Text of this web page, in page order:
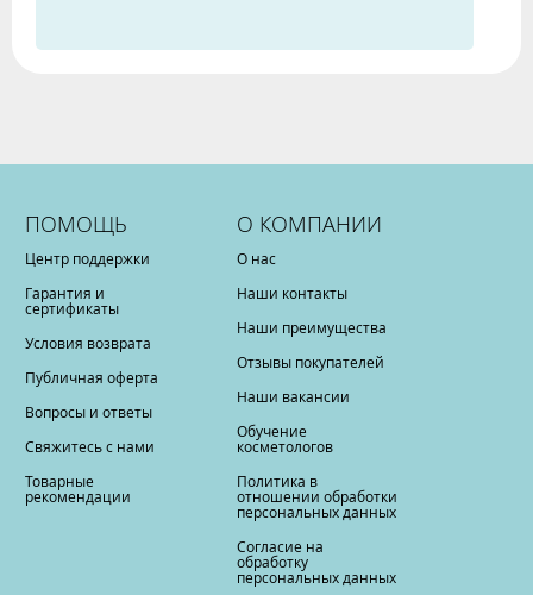
ПОМОЩЬ
Центр поддержки
Гарантия и
сертификаты
Условия возврата
Публичная оферта
Вопросы и ответы
Свяжитесь с нами
Товарные
рекомендации
О КОМПАНИИ
О нас
Наши контакты
Наши преимущества
Отзывы покупателей
Наши вакансии
Обучение
косметологов
Политика в
отношении обработки
персональных данных
Согласие на
обработку
персональных данных